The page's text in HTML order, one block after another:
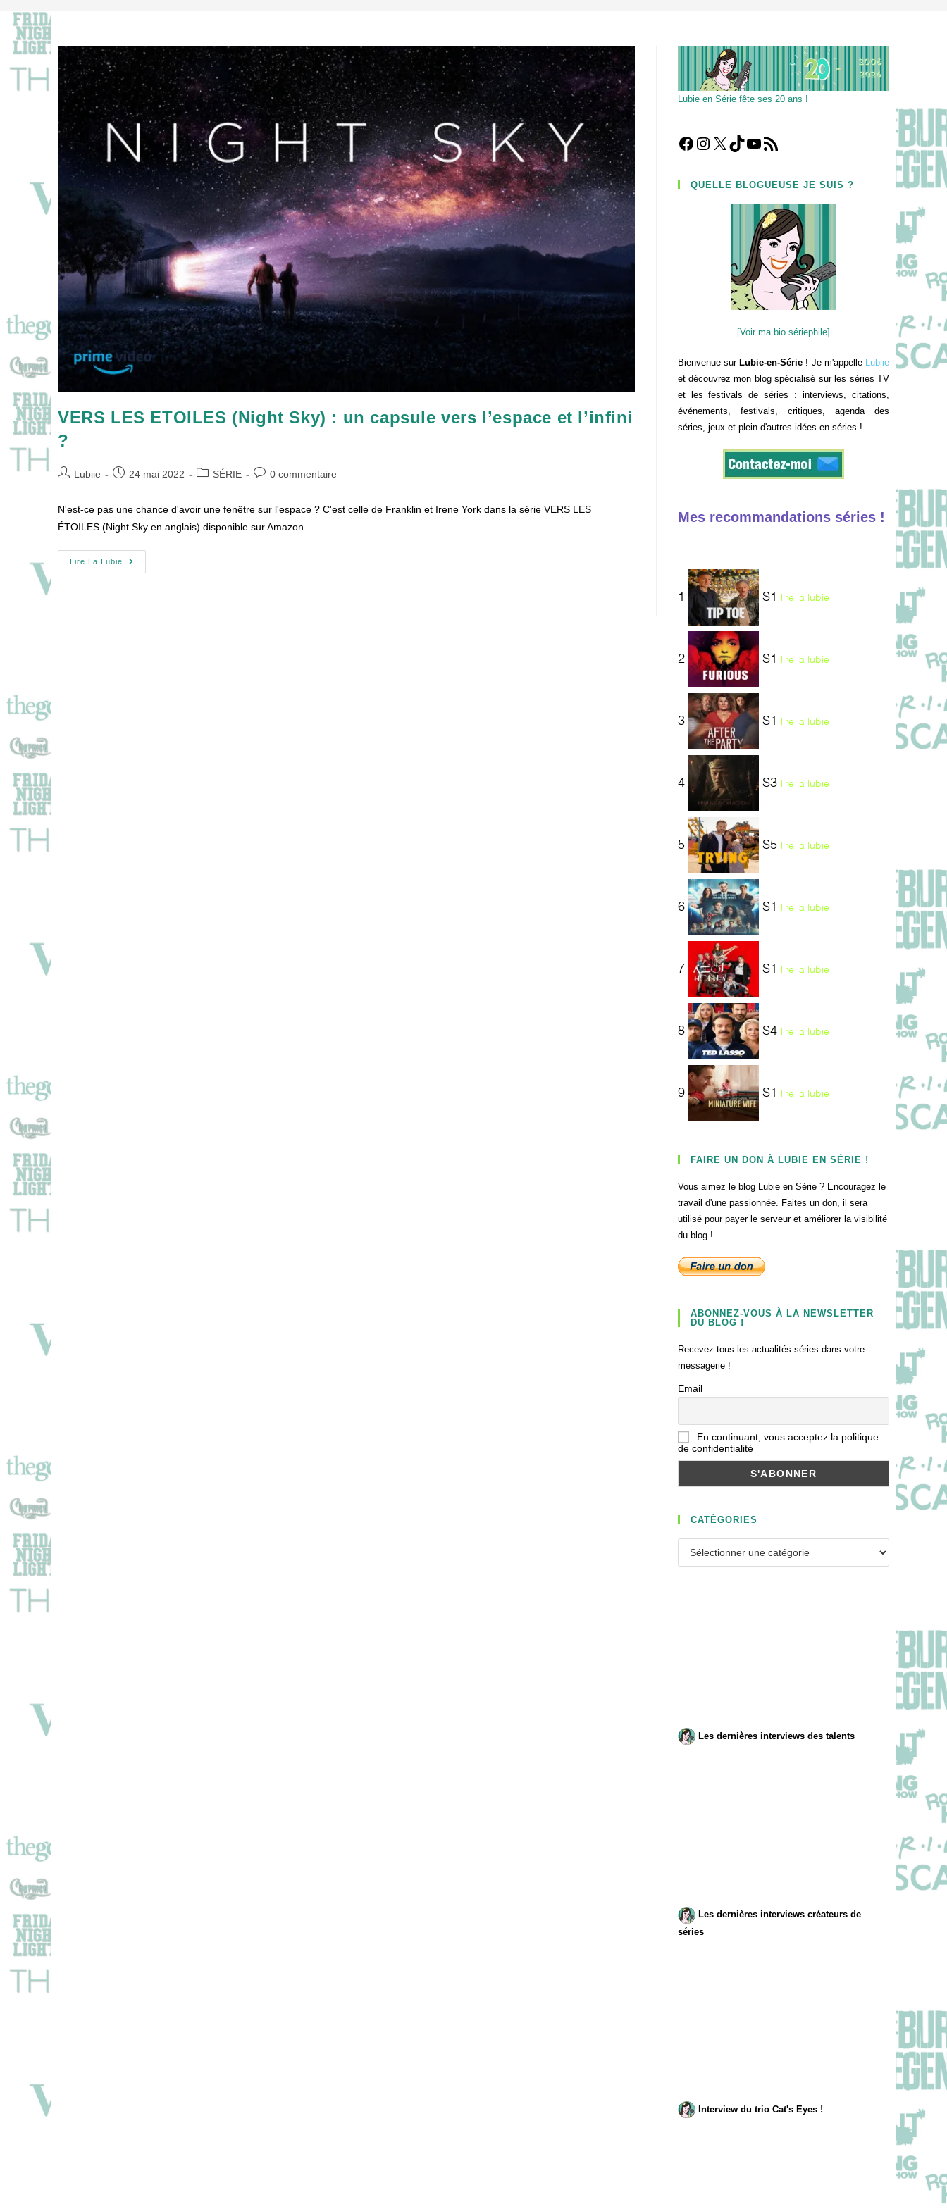
VERS LES ETOILES (Night Sky) : un capsule vers l’espace et l’infini
?
Auteur/autrice
publication :
Lubiie
Publication
24 mai 2022
PostSÉRIE
Commentaires
publication :
0 commentaire
N'est-ce pas une chance d'avoir une fenêtre sur l'espace ? C'est celle de Franklin et Irene York dans la série VERS LES
ÉTOILES (Night Sky en anglais) disponible sur Amazon…
Lire La Lubie
VERS
LES
Lubie en Série fête ses 20 ans !
Facebook
Instagram
X TikTokYouTube
Flux RSS
QUELLE BLOGUEUSE JE SUIS ?
[Voir ma bio sériephile]
Bienvenue sur Lubie-en-Série ! Je m'appelle Lubiie
et découvrez mon blog spécialisé sur les séries TV
et les festivals de séries : interviews, citations,
événements, festivals, critiques, agenda des
séries, jeux et plein d'autres idées en séries !
Mes recommandations séries !
1 S1 lire la lubie
2 S1 lire la lubie
3 S1 lire la lubie
4 S3 lire la lubie
5 S5 lire la lubie
6 S1 lire la lubie
7 S1 lire la lubie
8 S4 lire la lubie
9 S1 lire la lubie
FAIRE UN DON À LUBIE EN SÉRIE !
Vous aimez le blog Lubie en Série ? Encouragez le
travail d'une passionnée. Faites un don, il sera
utilisé pour payer le serveur et améliorer la visibilité
du blog !
ABONNEZ-VOUS À LA NEWSLETTER
DU BLOG !
Recevez tous les actualités séries dans votre
messagerie !
Email
En continuant, vous acceptez la politique
de confidentialité
CATÉGORIES
Les dernières interviews des talents
Les dernières interviews créateurs de
séries
Interview du trio Cat's Eyes !